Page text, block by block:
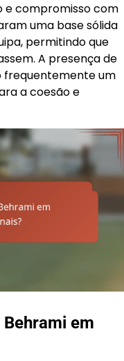
e compromisso com
uma base sólida
permitindo que
A presença de
frequentemente um
a coesão e
em